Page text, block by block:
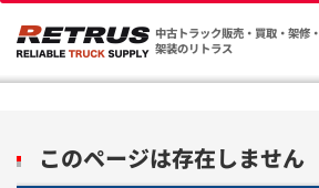
中古トラック販売・買取・架修・
架装のリトラス
このページは存在しません